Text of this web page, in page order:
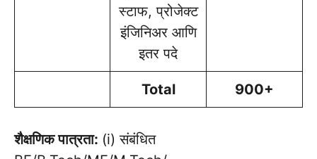
स्टाफ, प्रोजेक्ट
इंजिनिअर आणि
इतर पदे
Total 900+
शैक्षणिक पात्रता: (i) संबंधित